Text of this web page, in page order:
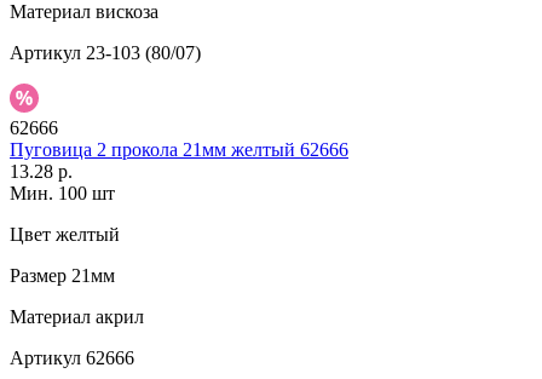
Материал вискоза
Артикул 23-103 (80/07)
62666
Пуговица 2 прокола 21мм желтый 62666
13.28 р.
Мин. 100 шт
Цвет желтый
Размер 21мм
Материал акрил
Артикул 62666